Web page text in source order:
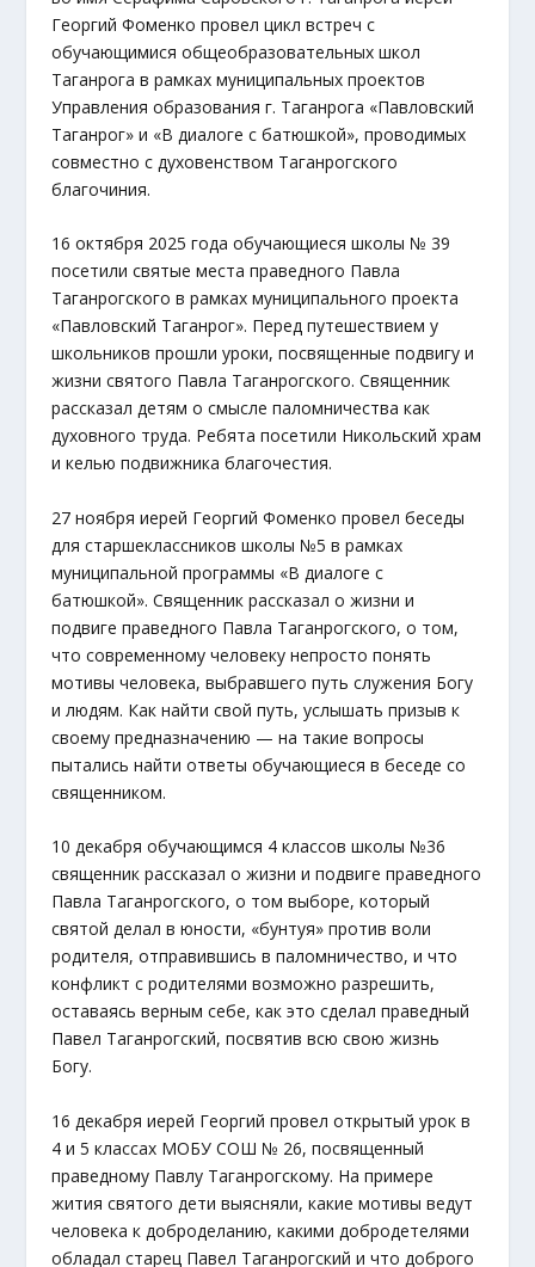
Георгий Фоменко провел цикл встреч с
обучающимися общеобразовательных школ
Таганрога в рамках муниципальных проектов
Управления образования г. Таганрога «Павловский
Таганрог» и «В диалоге с батюшкой», проводимых
совместно с духовенством Таганрогского
благочиния.
16 октября 2025 года обучающиеся школы № 39
посетили святые места праведного Павла
Таганрогского в рамках муниципального проекта
«Павловский Таганрог». Перед путешествием у
школьников прошли уроки, посвященные подвигу и
жизни святого Павла Таганрогского. Священник
рассказал детям о смысле паломничества как
духовного труда. Ребята посетили Никольский храм
и келью подвижника благочестия.
27 ноября иерей Георгий Фоменко провел беседы
для старшеклассников школы №5 в рамках
муниципальной программы «В диалоге с
батюшкой». Священник рассказал о жизни и
подвиге праведного Павла Таганрогского, о том,
что современному человеку непросто понять
мотивы человека, выбравшего путь служения Богу
и людям. Как найти свой путь, услышать призыв к
своему предназначению — на такие вопросы
пытались найти ответы обучающиеся в беседе со
священником.
10 декабря обучающимся 4 классов школы №36
священник рассказал о жизни и подвиге праведного
Павла Таганрогского, о том выборе, который
святой делал в юности, «бунтуя» против воли
родителя, отправившись в паломничество, и что
конфликт с родителями возможно разрешить,
оставаясь верным себе, как это сделал праведный
Павел Таганрогский, посвятив всю свою жизнь
Богу.
16 декабря иерей Георгий провел открытый урок в
4 и 5 классах МОБУ СОШ № 26, посвященный
праведному Павлу Таганрогскому. На примере
жития святого дети выясняли, какие мотивы ведут
человека к доброделанию, какими добродетелями
обладал старец Павел Таганрогский и что доброго